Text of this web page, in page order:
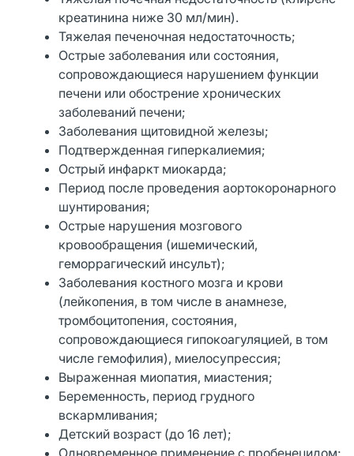
креатинина ниже 30 мл/мин).
Тяжелая печеночная недостаточность;
Острые заболевания или состояния,
сопровождающиеся нарушением функции
печени или обострение хронических
заболеваний печени;
Заболевания щитовидной железы;
Подтвержденная гиперкалиемия;
Острый инфаркт миокарда;
Период после проведения аортокоронарного
шунтирования;
Острые нарушения мозгового
кровообращения (ишемический,
геморрагический инсульт);
Заболевания костного мозга и крови
(лейкопения, в том числе в анамнезе,
тромбоцитопения, состояния,
сопровождающиеся гипокоагуляцией, в том
числе гемофилия), миелосупрессия;
Выраженная миопатия, миастения;
Беременность, период грудного
вскармливания;
Детский возраст (до 16 лет);
Одновременное применение с пробенецидом;